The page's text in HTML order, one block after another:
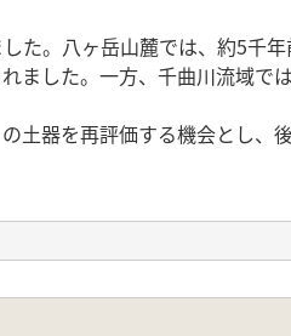
た。八ヶ岳山麓では、約5千
ました。一方、千曲川流域で
土器を再評価する機会とし、